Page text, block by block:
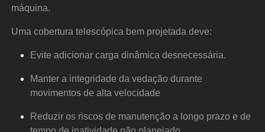
máquina.
Uma cobertura telescópica bem projetada deve:
Evite adicionar carga dinâmica desnecessária.
Manter a integridade da vedação durante
movimentos de alta velocidade
Reduzir os riscos de manutenção a longo prazo e de